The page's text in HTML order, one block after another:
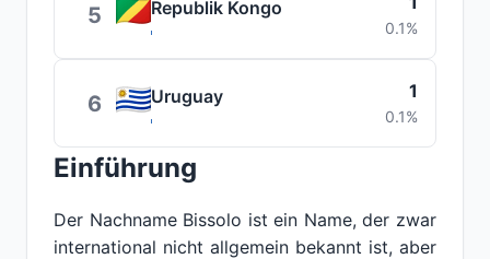
5 Republik Kongo
0.1%
6 Uruguay 1
0.1%
Einführung
Der Nachname Bissolo ist ein Name, der zwar
international nicht allgemein bekannt ist, aber